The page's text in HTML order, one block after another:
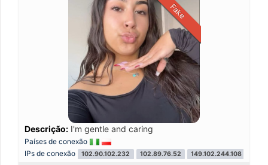
Fake
Descrição: I'm gentle and caring
Países de conexão
IPs de conexão
102.90.102.232 102.89.76.52 149.102.244.108